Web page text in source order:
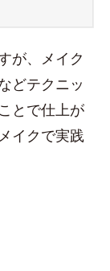
が、メイク
どテクニッ
とで仕上が
イクで実践